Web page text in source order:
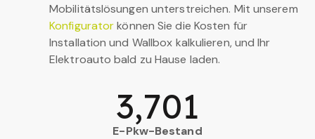
Mobilitätslösungen unterstreichen. Mit unserem
Konfiguratorkönnen Sie die Kosten für
Installation und Wallbox kalkulieren, und Ihr
Elektroauto bald zu Hause laden.
E-Pkw-Bestand
3,701